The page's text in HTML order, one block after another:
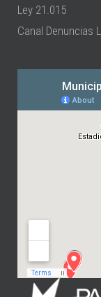
Ley 21.015
Canal Denuncias